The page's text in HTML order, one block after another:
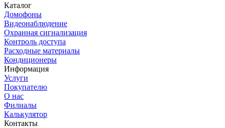
Каталог
Домофоны
Видеонаблюдение
Охранная сигнализация
Контроль доступа
Расходные материалы
Кондиционеры
Информация
Услуги
Покупателю
О нас
Филиалы
Калькулятор
Контакты